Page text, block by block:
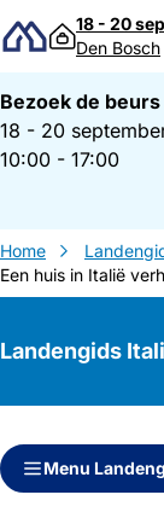
Direct naar
18 - 20
Den Bosch
Bezoek de beurs
18 - 20
10:00 - 17:00
Home
Een huis in Italië
Landengids
Direct naar
Direct naar
Menu